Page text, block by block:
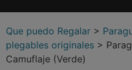
Que puedo Regalar >
plegables originales >
Camuflaje (Verde)